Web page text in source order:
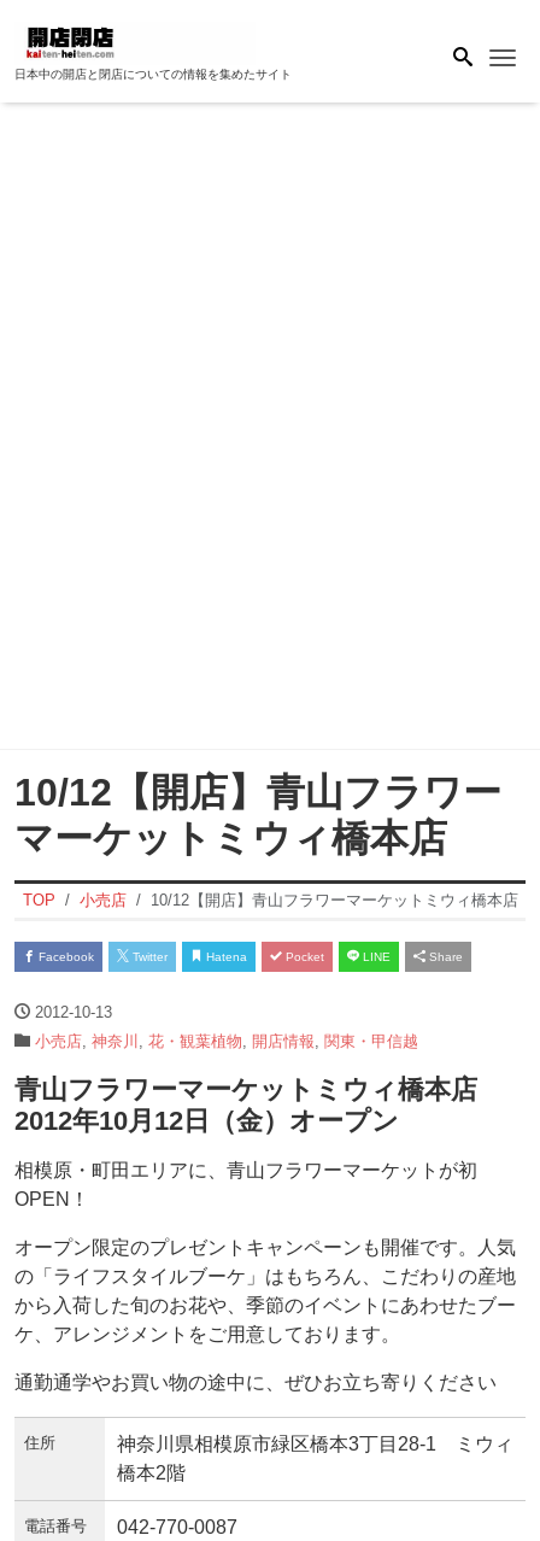
日本中の開店と閉店についての情報を集めたサイト
10/12【開店】青山フラワー
マーケットミウィ橋本店
TOP 小売店 10/12【開店】青山フラワーマーケットミウィ橋本店
Facebook Twitter Hatena Pocket LINE Share
2012-10-13
小売店 神奈川 花・観葉植物 開店情報 関東・甲信越
青山フラワーマーケットミウィ橋本店
2012年10月12日（金）オープン
相模原・町田エリアに、青山フラワーマーケットが初
OPEN！
オープン限定のプレゼントキャンペーンも開催です。人気
の「ライフスタイルブーケ」はもちろん、こだわりの産地
から入荷した旬のお花や、季節のイベントにあわせたブー
ケ、アレンジメントをご用意しております。
通勤通学やお買い物の途中に、ぜひお立ち寄りください
住所
神奈川県相模原市緑区橋本3丁目28-1 ミウィ
橋本2階
電話番号 042-770-0087